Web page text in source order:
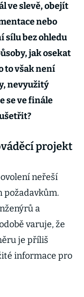
ve slevě, obejít
nebo
sílu bez ohledu
jak osekat
to však není
nevyužitý
se ve finále
projekt
neřeší
požadavkům.
a
varuje, že
je příliš
informace pro